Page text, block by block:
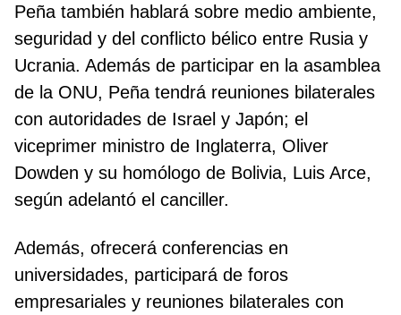
Peña también hablará sobre medio ambiente,
seguridad y del conflicto bélico entre Rusia y
Ucrania. Además de participar en la asamblea
de la ONU, Peña tendrá reuniones bilaterales
con autoridades de Israel y Japón; el
viceprimer ministro de Inglaterra, Oliver
Dowden y su homólogo de Bolivia, Luis Arce,
según adelantó el canciller.
Además, ofrecerá conferencias en
universidades, participará de foros
empresariales y reuniones bilaterales con